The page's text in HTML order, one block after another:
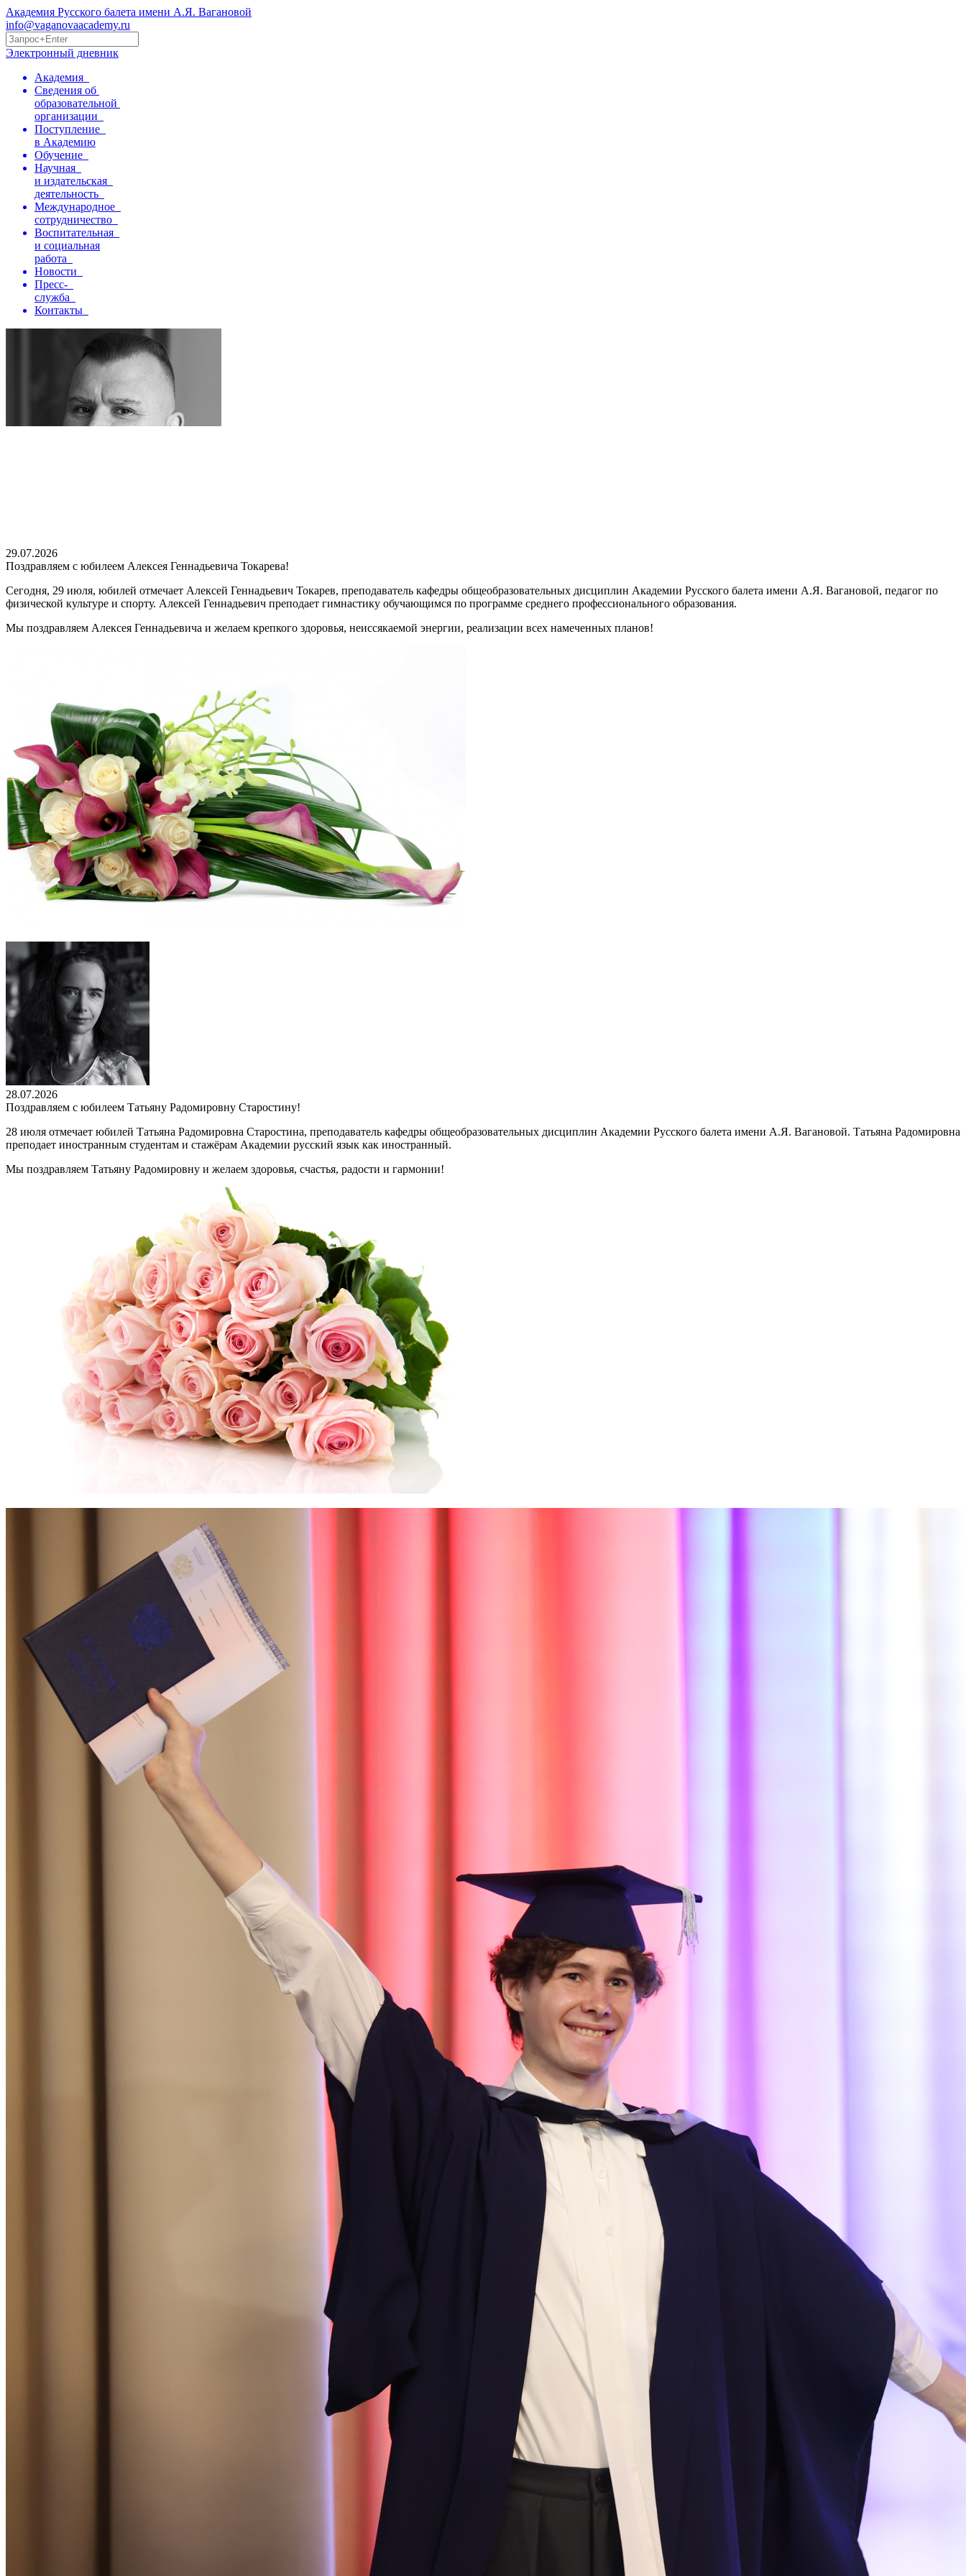
Академия Русского балета имени А.Я. Вагановой
info@vaganovaacademy.ru
Электронный дневник
Академия
Сведения об
образовательной
организации
Поступление
в Академию
Обучение
Научная
и издательская
деятельность
Международное
сотрудничество
Воспитательная
и социальная
работа
Новости
Пресс-
служба
Контакты
29.07.2026
Поздравляем с юбилеем Алексея Геннадьевича Токарева!
Сегодня, 29 июля, юбилей отмечает Алексей Геннадьевич Токарев, преподаватель кафедры общеобразовательных дисциплин Академии Русского балета имени А.Я. Вагановой, педагог по
физической культуре и спорту. Алексей Геннадьевич преподает гимнастику обучающимся по программе среднего профессионального образования.
Мы поздравляем Алексея Геннадьевича и желаем крепкого здоровья, неиссякаемой энергии, реализации всех намеченных планов!
28.07.2026
Поздравляем с юбилеем Татьяну Радомировну Старостину!
28 июля отмечает юбилей Татьяна Радомировна Старостина, преподаватель кафедры общеобразовательных дисциплин Академии Русского балета имени А.Я. Вагановой. Татьяна Радомировна
преподает иностранным студентам и стажёрам Академии русский язык как иностранный.
Мы поздравляем Татьяну Радомировну и желаем здоровья, счастья, радости и гармонии!